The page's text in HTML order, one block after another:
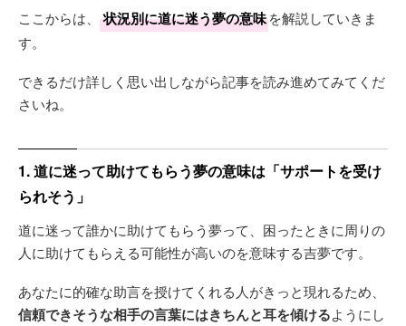
ここからは、 状況別に道に迷う夢の意味を解説していきま
す。
できるだけ詳しく思い出しながら記事を読み進めてみてくだ
さいね。
1. 道に迷って助けてもらう夢の意味は「サポートを受け
られそう」
道に迷って誰かに助けてもらう夢って、困ったときに周りの
人に助けてもらえる可能性が高いのを意味する吉夢です。
あなたに的確な助言を授けてくれる人がきっと現れるため、
信頼できそうな相手の言葉にはきちんと耳を傾けるようにし